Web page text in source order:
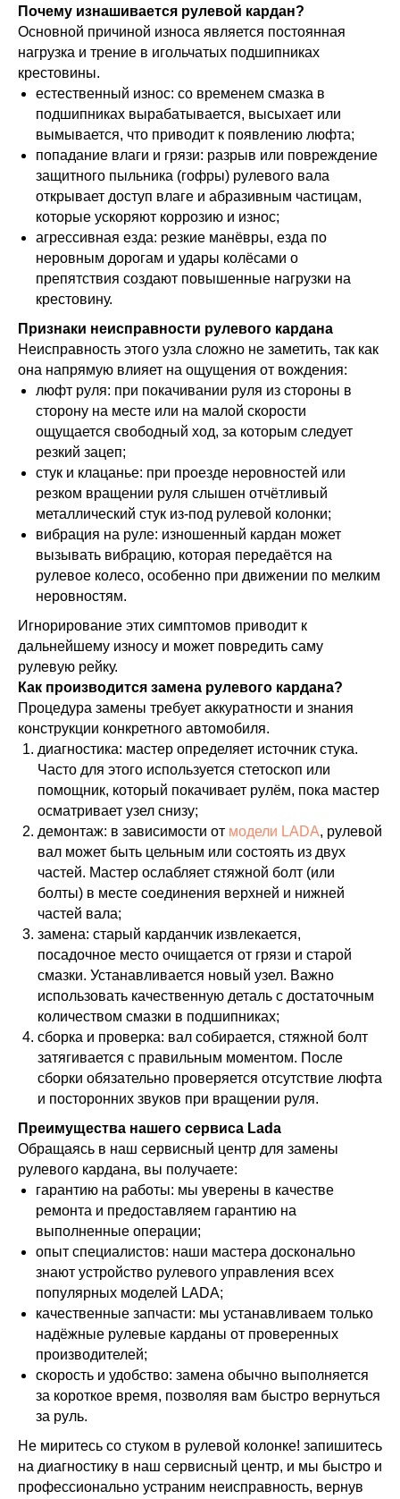
Почему изнашивается рулевой кардан?
Основной причиной износа является постоянная
нагрузка и трение в игольчатых подшипниках
крестовины.
естественный износ: со временем смазка в
подшипниках вырабатывается, высыхает или
вымывается, что приводит к появлению люфта;
попадание влаги и грязи: разрыв или повреждение
защитного пыльника (гофры) рулевого вала
открывает доступ влаге и абразивным частицам,
которые ускоряют коррозию и износ;
агрессивная езда: резкие манёвры, езда по
неровным дорогам и удары колёсами о
препятствия создают повышенные нагрузки на
крестовину.
Признаки неисправности рулевого кардана
Неисправность этого узла сложно не заметить, так как
она напрямую влияет на ощущения от вождения:
люфт руля: при покачивании руля из стороны в
сторону на месте или на малой скорости
ощущается свободный ход, за которым следует
резкий зацеп;
стук и клацанье: при проезде неровностей или
резком вращении руля слышен отчётливый
металлический стук из-под рулевой колонки;
вибрация на руле: изношенный кардан может
вызывать вибрацию, которая передаётся на
рулевое колесо, особенно при движении по мелким
неровностям.
Игнорирование этих симптомов приводит к
дальнейшему износу и может повредить саму
рулевую рейку.
Как производится замена рулевого кардана?
Процедура замены требует аккуратности и знания
конструкции конкретного автомобиля.
диагностика: мастер определяет источник стука.
Часто для этого используется стетоскоп или
помощник, который покачивает рулём, пока мастер
осматривает узел снизу;
демонтаж: в зависимости от модели LADA, рулевой
вал может быть цельным или состоять из двух
частей. Мастер ослабляет стяжной болт (или
болты) в месте соединения верхней и нижней
частей вала;
замена: старый карданчик извлекается,
посадочное место очищается от грязи и старой
смазки. Устанавливается новый узел. Важно
использовать качественную деталь с достаточным
количеством смазки в подшипниках;
сборка и проверка: вал собирается, стяжной болт
затягивается с правильным моментом. После
сборки обязательно проверяется отсутствие люфта
и посторонних звуков при вращении руля.
Преимущества нашего сервиса Lada
Обращаясь в наш сервисный центр для замены
рулевого кардана, вы получаете:
гарантию на работы: мы уверены в качестве
ремонта и предоставляем гарантию на
выполненные операции;
опыт специалистов: наши мастера досконально
знают устройство рулевого управления всех
популярных моделей LADA;
качественные запчасти: мы устанавливаем только
надёжные рулевые карданы от проверенных
производителей;
скорость и удобство: замена обычно выполняется
за короткое время, позволяя вам быстро вернуться
за руль.
Не миритесь со стуком в рулевой колонке! запишитесь
на диагностику в наш сервисный центр, и мы быстро и
профессионально устраним неисправность, вернув